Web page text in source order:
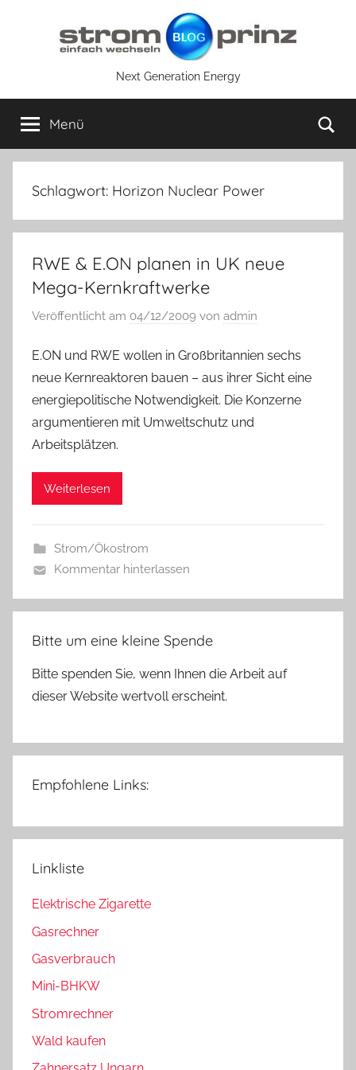
Next Generation Energy
Menü
Schlagwort: Horizon Nuclear Power
RWE & E.ON planen in UK neue
Mega-Kernkraftwerke
Veröffentlicht am 04/12/2009 von admin
E.ON und RWE wollen in Großbritannien sechs
neue Kernreaktoren bauen – aus ihrer Sicht eine
energiepolitische Notwendigkeit. Die Konzerne
argumentieren mit Umweltschutz und
Arbeitsplätzen.
Weiterlesen
Strom/Ökostrom
Kommentar hinterlassen
Bitte um eine kleine Spende
Bitte spenden Sie, wenn Ihnen die Arbeit auf
dieser Website wertvoll erscheint.
Empfohlene Links:
Linkliste
Elektrische Zigarette
Gasrechner
Gasverbrauch
Mini-BHKW
Stromrechner
Wald kaufen